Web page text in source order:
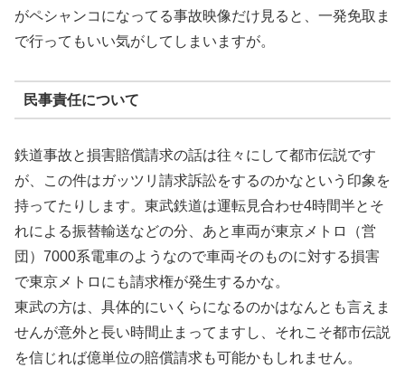
がペシャンコになってる事故映像だけ見ると、一発免取ま
で行ってもいい気がしてしまいますが。
民事責任について
鉄道事故と損害賠償請求の話は往々にして都市伝説です
が、この件はガッツリ請求訴訟をするのかなという印象を
持ってたりします。東武鉄道は運転見合わせ4時間半とそ
れによる振替輸送などの分、あと車両が東京メトロ（営
団）7000系電車のようなので車両そのものに対する損害
で東京メトロにも請求権が発生するかな。
東武の方は、具体的にいくらになるのかはなんとも言えま
せんが意外と長い時間止まってますし、それこそ都市伝説
を信じれば億単位の賠償請求も可能かもしれません。